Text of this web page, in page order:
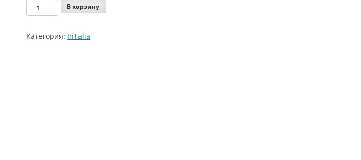
Количество
Agoprofil
Caterina
В корзину
Категория: InTalia